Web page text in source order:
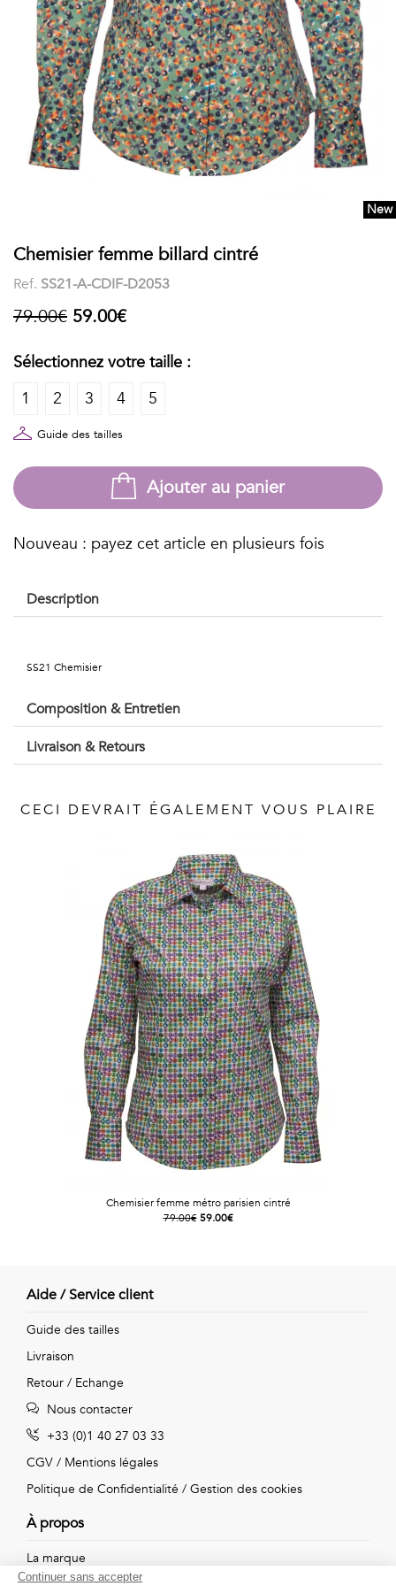
Stand-
Voir
IMPRIMÉES
Faune
Flore
Géométriques
Talents
&
Métiers
Petits
Urbain
Pop
Voyages
Vintage
courtes
POLOS
FEMME
Imprimés
Chaussettes
Boxers
Accessoires
New
Chemisier femme billard cintré
Ref. SS21-A-CDIF-D2053
79.00€ 59.00€
Sélectionnez votre taille :
1
2 3 4 5
Guide des tailles
Ajouter au panier
Nouveau : payez cet article en plusieurs fois
Description
SS21 Chemisier
Composition & Entretien
Livraison & Retours
CECI DEVRAIT ÉGALEMENT VOUS PLAIRE
Chemisier femme métro parisien cintré
79.00€ 59.00€
Aide / Service client
Guide des tailles
Livraison
Retour / Echange
Nous contacter
+33 (0)1 40 27 03 33
CGV / Mentions légales
Politique de Confidentialité / Gestion des cookies
À propos
La marque
Continuer sans accepter